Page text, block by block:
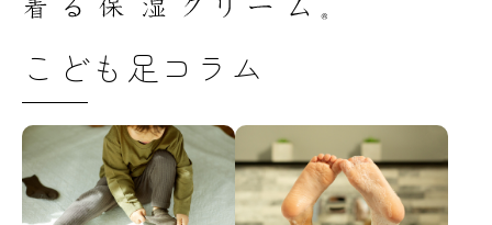
こども足コラム